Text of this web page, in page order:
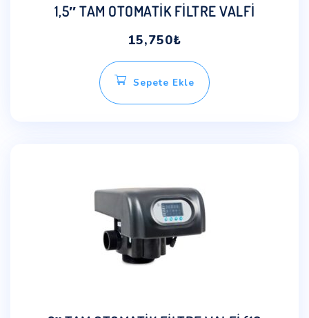
1,5″ TAM OTOMATİK FİLTRE VALFİ
15,750₺
Sepete Ekle